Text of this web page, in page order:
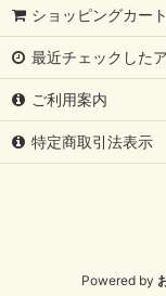
ショッピングカート
最近チェックした
ご利用案内
特定商取引法表示
Powered by